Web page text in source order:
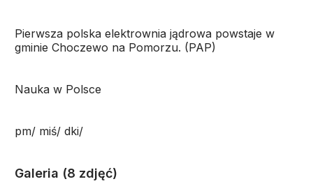
Pierwsza polska elektrownia jądrowa powstaje w
gminie Choczewo na Pomorzu. (PAP)
Nauka w Polsce
pm/ miś/ dki/
Galeria (8 zdjęć)